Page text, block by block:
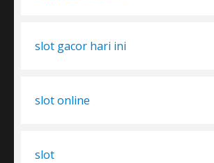
slot gacor hari ini
slot online
slot